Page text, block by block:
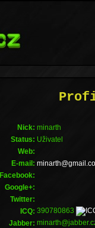
Nick: minarth
Status: Uživatel
Web:
E-mail:
Facebook:
Google+:
Twitter:
ICQ: 390780863
Jabber: